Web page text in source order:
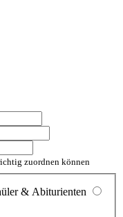
zuordnen können
& Abiturienten